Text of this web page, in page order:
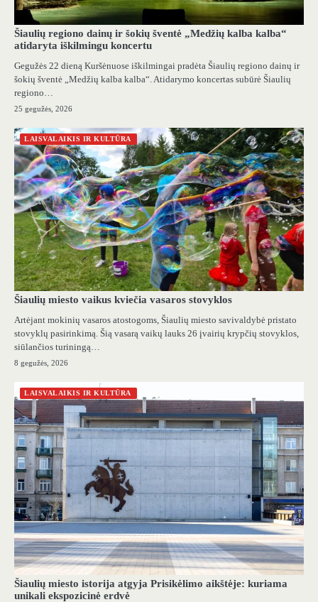
Šiaulių regiono dainų ir šokių šventė „Medžių kalba kalba“
atidaryta iškilmingu koncertu
Gegužės 22 dieną Kuršėnuose iškilmingai pradėta Šiaulių regiono dainų ir
šokių šventė „Medžių kalba kalba“. Atidarymo koncertas subūrė Šiaulių
regiono…
25 gegužės, 2026
LAISVALAIKIS IR KULTŪRA
Šiaulių miesto vaikus kviečia vasaros stovyklos
Artėjant mokinių vasaros atostogoms, Šiaulių miesto savivaldybė pristato
stovyklų pasirinkimą. Šią vasarą vaikų lauks 26 įvairių krypčių stovyklos,
siūlančios turiningą…
8 gegužės, 2026
LAISVALAIKIS IR KULTŪRA
Šiaulių miesto istorija atgyja Prisikėlimo aikštėje: kuriama
unikali ekspozicinė erdvė